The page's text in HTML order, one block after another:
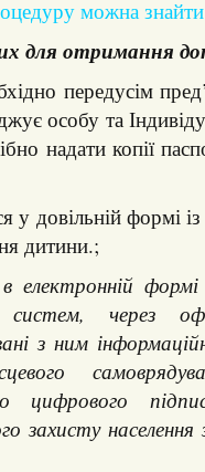
можна
для отримання
передусім
особу та
надати копії
формі із
дитини.;
формі
систем, через
з ним
цифрового
захисту